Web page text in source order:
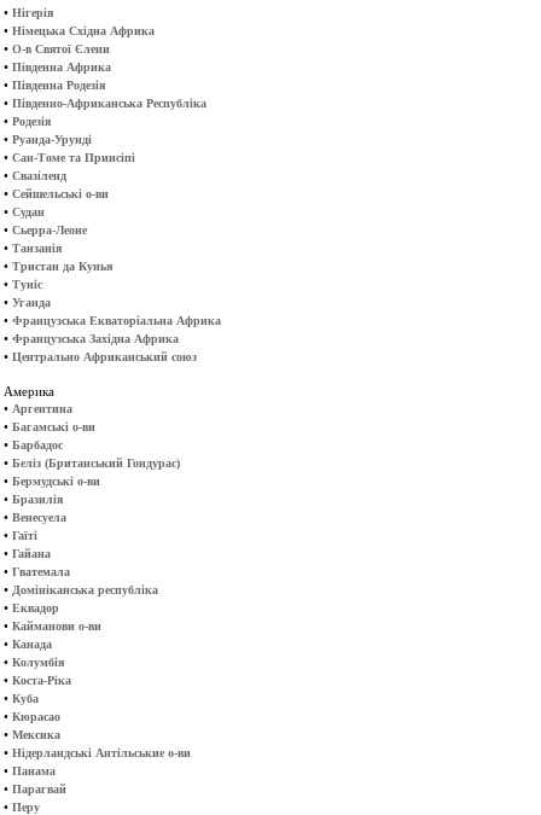
• Нігерія
• Німецька Східна Африка
• О-в Святої Єлени
• Південна Африка
• Південна Родезія
• Південно-Африканська Республіка
• Родезія
• Руанда-Урунді
• Сан-Томе та Принсіпі
• Свазіленд
• Сейшельські о-ви
• Судан
• Сьерра-Леоне
• Танзанія
• Тристан да Кунья
• Туніс
• Уганда
• Французська Екваторіальна Африка
• Французська Західна Африка
• Центрально Африканський союз
Америка
• Аргентина
• Багамські о-ви
• Барбадос
• Беліз (Британський Гондурас)
• Бермудські о-ви
• Бразилія
• Венесуела
• Гаїті
• Гайана
• Гватемала
• Домініканська республіка
• Еквадор
• Кайманови о-ви
• Канада
• Колумбія
• Коста-Ріка
• Куба
• Кюрасао
• Мексика
• Нідерландські Антільськие о-ви
• Панама
• Парагвай
• Перу